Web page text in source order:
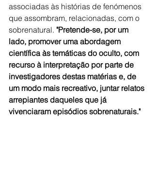
associadas às histórias de fenómenos
que assombram, relacionadas, com o
sobrenatural. "Pretende-se, por um
lado, promover uma abordagem
científica às temáticas do oculto, com
recurso à interpretação por parte de
investigadores destas matérias e, de
um modo mais recreativo, juntar relatos
arrepiantes daqueles que já
vivenciaram episódios sobrenaturais."